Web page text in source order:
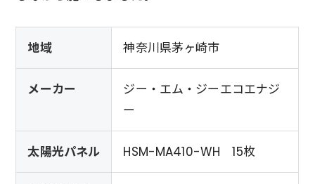
地域 神奈川県茅ヶ崎市
メーカー
ジー・エム・ジーエコエナジ
ー
太陽光パネル HSM-MA410-WH 15枚